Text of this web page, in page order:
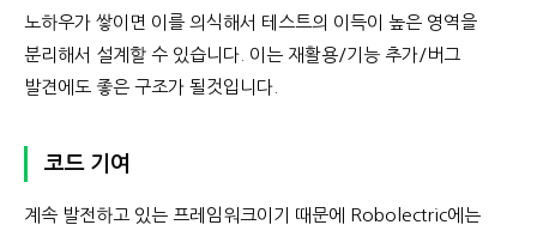
노하우가 쌓이면 이를 의식해서 테스트의 이득이 높은 영역을
분리해서 설계할 수 있습니다. 이는 재활용/기능 추가/버그
발견에도 좋은 구조가 될것입니다.
코드 기여
계속 발전하고 있는 프레임워크이기 때문에 Robolectric에는